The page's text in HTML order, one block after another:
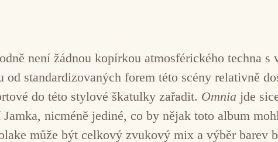
není žádnou kopírkou atmosférického techna s
standardizovaných forem této scény relativně
do této stylové škatulky zařadit. Omnia jde
nicméně jediné, co by nějak toto album
může být celkový zvukový mix a výběr barev